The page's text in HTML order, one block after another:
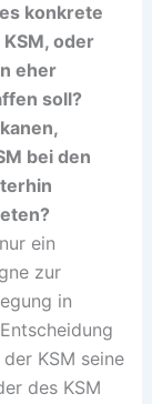
konkrete
oder
eher
soll?
bei den
ein
zur
in
KSM seine
des KSM